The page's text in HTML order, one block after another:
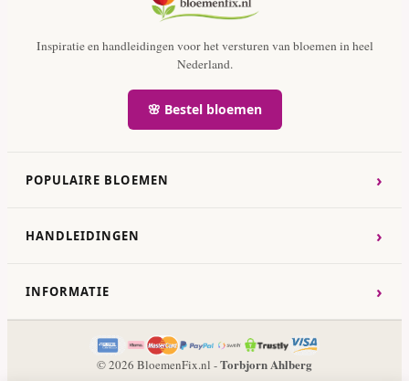
Inspiratie en handleidingen voor het versturen van bloemen in heel
Nederland.
🌸 Bestel bloemen
POPULAIRE BLOEMEN ›
HANDLEIDINGEN ›
INFORMATIE ›
© 2026 BloemenFix.nl -Torbjorn Ahlberg